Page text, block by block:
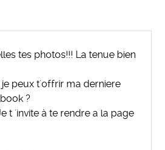
tes photos!!! La tenue bien
je peux t'offrir ma derniere
?
t 'invite à te rendre a la page